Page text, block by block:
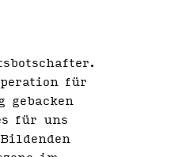
für
für uns